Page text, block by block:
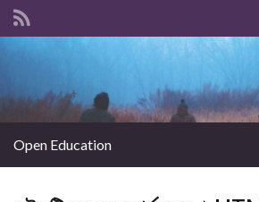
Open Education